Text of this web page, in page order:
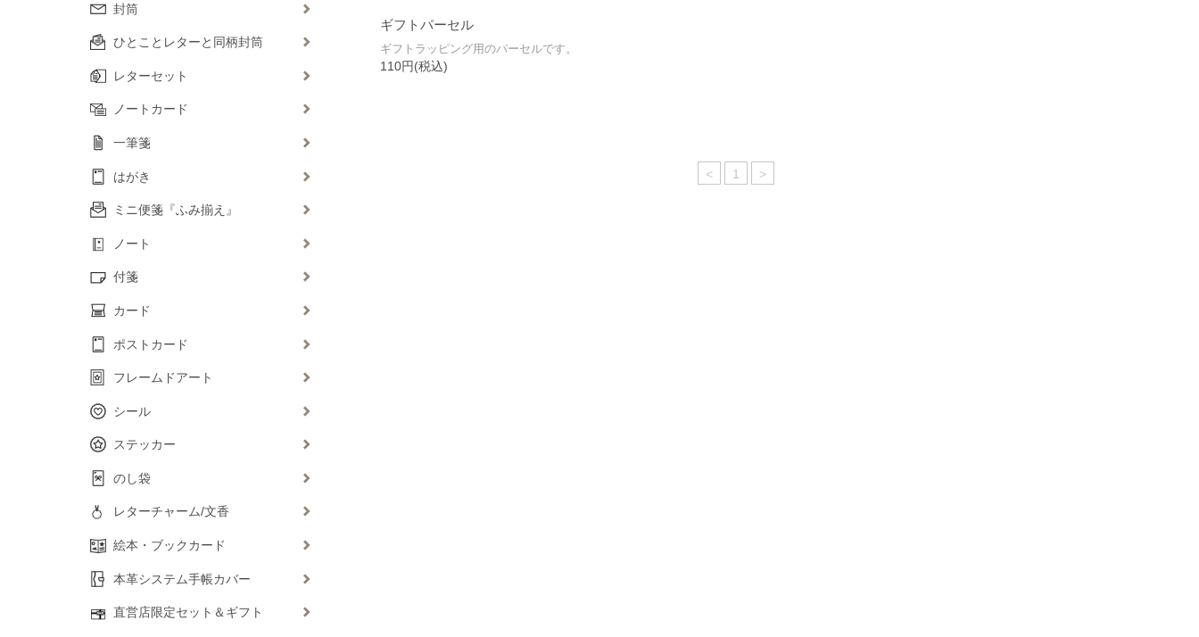
ギフトパーセル
ギフトラッピング用のパーセルです。
110円(税込)
< 1 >
封筒
ひとことレターと同柄封筒
レターセット
ノートカード
一筆箋
はがき
ミニ便箋『ふみ揃え』
ノート
付箋
カード
ポストカード
フレームドアート
シール
ステッカー
のし袋
レターチャーム/文香
絵本・ブックカード
本革システム手帳カバー
直営店限定セット＆ギフト